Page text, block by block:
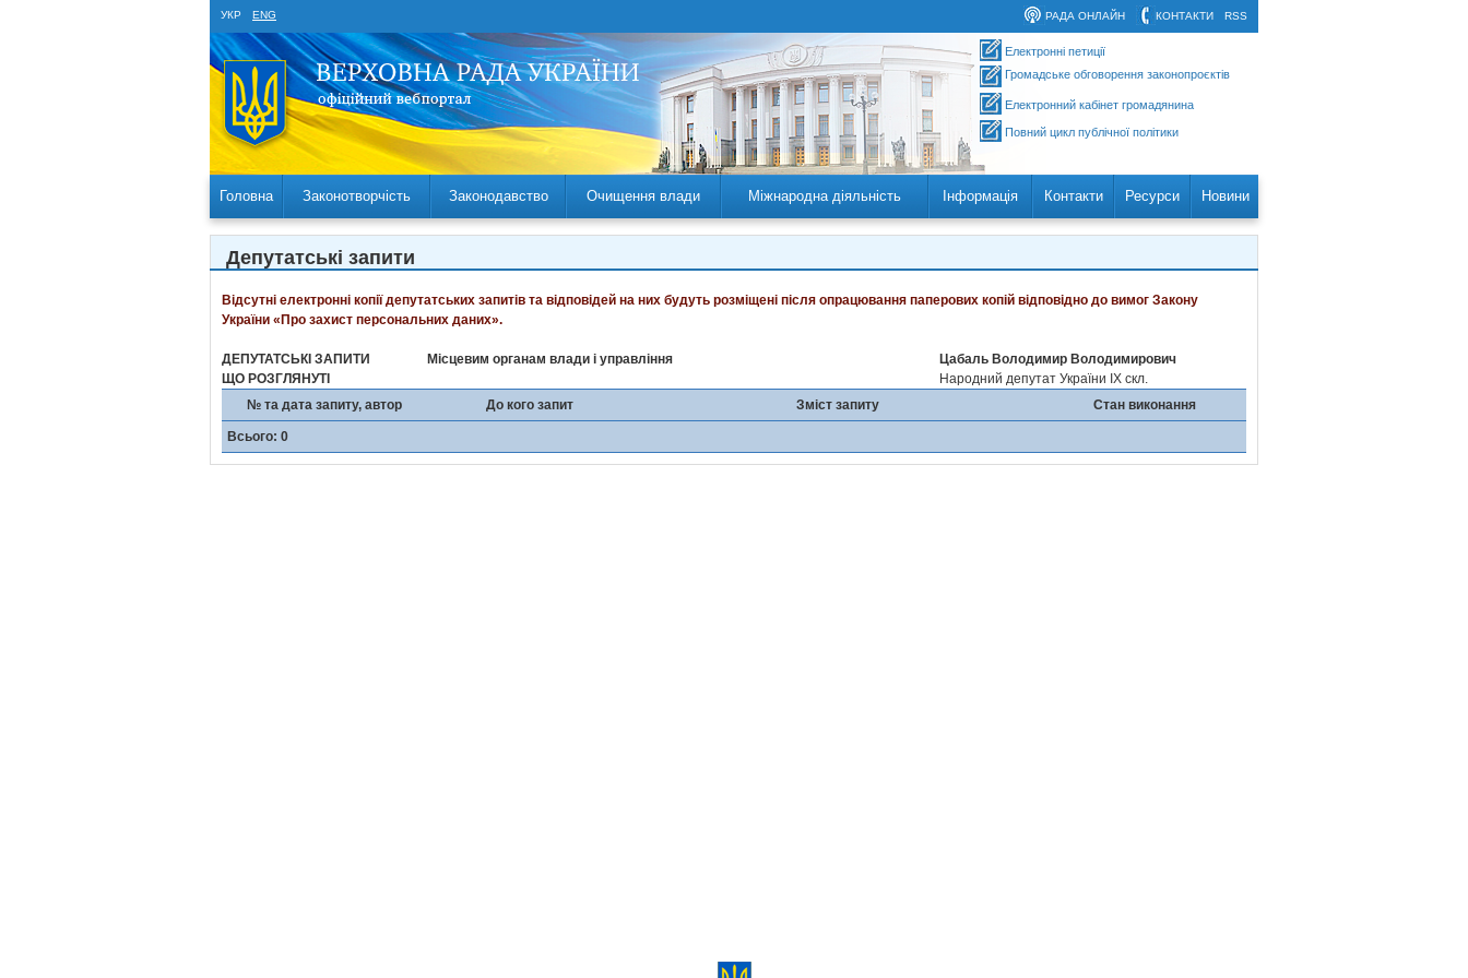
УКР ENG RSS
КОНТАКТИ
РАДА ОНЛАЙН
Електронні петиції
Громадське обговорення законопроєктів
Електронний кабінет громадянина
Повний цикл публічної політики
Головна Законотворчість Законодавство Очищення влади Міжнародна діяльність Інформація Контакти Ресурси Новини
Депутатські запити
Відсутні електронні копії депутатських запитів та відповідей на них будуть розміщені після опрацювання паперових копій відповідно до вимог Закону
України «Про захист персональних даних».
ДЕПУТАТСЬКІ ЗАПИТИ
ЩО РОЗГЛЯНУТІ
Місцевим органам влади і управління
Цабаль Володимир Володимирович
Народний депутат України IX скл.
№ та дата запиту, автор
До кого запит Зміст запиту Стан виконання
Всього: 0